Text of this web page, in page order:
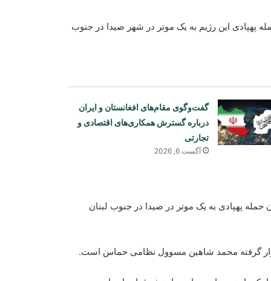
پهپادی این رژیم به یک موتر در شهر صیدا در جنوب
گفت‌وگوی مقام‌های افغانستان و ایران
درباره گسترش همکاری‌های اقتصادی و
تجارتی
آگست 6, 2026
حمله پهپادی به یک موتر در صیدا در جنوب لبنان
گرفته محمد شاهین مسوول نظامی حماس است.